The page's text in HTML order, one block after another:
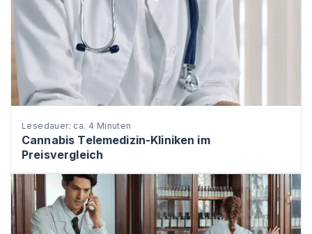
Lesedauer: ca. 4 Minuten
Cannabis Telemedizin-Kliniken im
Preisvergleich